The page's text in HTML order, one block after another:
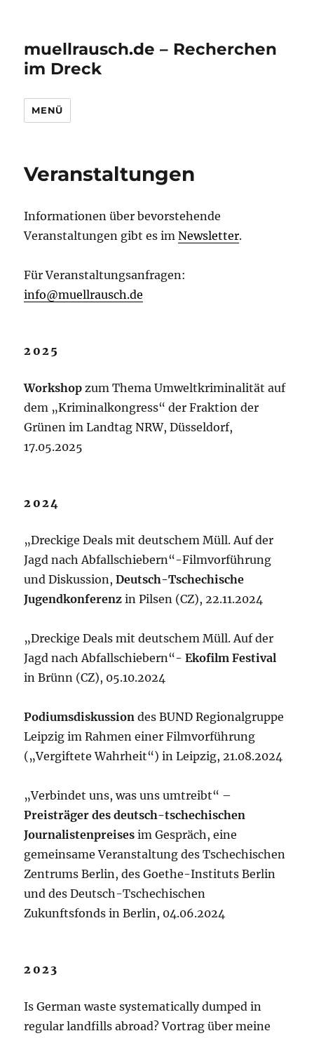
muellrausch.de – Recherchen
im Dreck
MENÜ
Veranstaltungen
Informationen über bevorstehende
Veranstaltungen gibt es imNewsletter.
Für Veranstaltungsanfragen:
info@muellrausch.de
2025
Workshop zum Thema Umweltkriminalität auf
dem „Kriminalkongress“ der Fraktion der
Grünen im Landtag NRW, Düsseldorf,
17.05.2025
2024
„Dreckige Deals mit deutschem Müll. Auf der
Jagd nach Abfallschiebern“-Filmvorführung
und Diskussion,Deutsch-Tschechische
Jugendkonferenz in Pilsen (CZ), 22.11.2024
„Dreckige Deals mit deutschem Müll. Auf der
Jagd nach Abfallschiebern“-Ekofilm Festival
in Brünn (CZ), 05.10.2024
Podiumsdiskussion des BUND Regionalgruppe
Leipzig im Rahmen einer Filmvorführung
(„Vergiftete Wahrheit“) in Leipzig, 21.08.2024
„Verbindet uns, was uns umtreibt“ –
Preisträger des deutsch-tschechischen
Journalistenpreises im Gespräch, eine
gemeinsame Veranstaltung des Tschechischen
Zentrums Berlin, des Goethe-Instituts Berlin
und des Deutsch-Tschechischen
Zukunftsfonds in Berlin, 04.06.2024
2023
Is German waste systematically dumped in
regular landfills abroad? Vortrag über meine